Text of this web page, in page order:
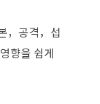
，공격，섭
향을 쉽게